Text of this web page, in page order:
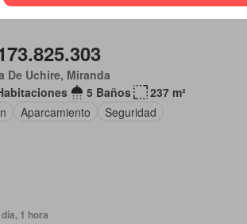
1 hora
De Uchire, Miranda
5 Baños
237 m²
Aparcamiento Seguridad
1 hora